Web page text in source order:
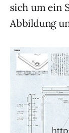
sich um ein
Abbildung